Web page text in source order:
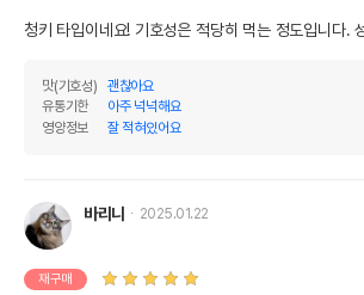
청키 타입이네요! 기호성은 적당히 먹는 정도입니다.
맛(기호성)
괜찮아요
유통기한
아주 넉넉해요
영양정보
잘 적혀있어요
바리니 2025.01.22
재구매